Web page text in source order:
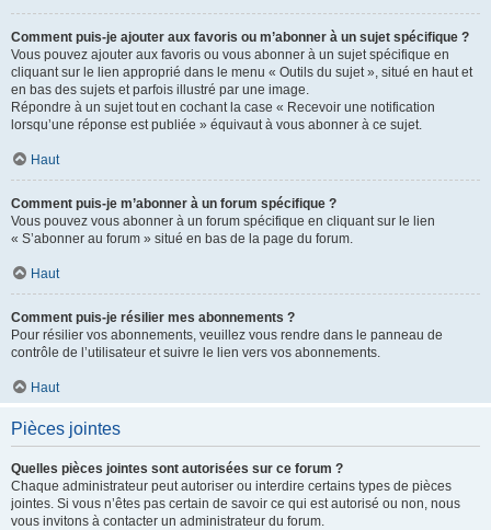
Comment puis-je ajouter aux favoris ou m’abonner à un sujet spécifique ?
Vous pouvez ajouter aux favoris ou vous abonner à un sujet spécifique en
cliquant sur le lien approprié dans le menu « Outils du sujet », situé en haut et
en bas des sujets et parfois illustré par une image.
Répondre à un sujet tout en cochant la case « Recevoir une notification
lorsqu’une réponse est publiée » équivaut à vous abonner à ce sujet.
Haut
Comment puis-je m’abonner à un forum spécifique ?
Vous pouvez vous abonner à un forum spécifique en cliquant sur le lien
« S’abonner au forum » situé en bas de la page du forum.
Haut
Comment puis-je résilier mes abonnements ?
Pour résilier vos abonnements, veuillez vous rendre dans le panneau de
contrôle de l’utilisateur et suivre le lien vers vos abonnements.
Haut
Pièces jointes
Quelles pièces jointes sont autorisées sur ce forum ?
Chaque administrateur peut autoriser ou interdire certains types de pièces
jointes. Si vous n’êtes pas certain de savoir ce qui est autorisé ou non, nous
vous invitons à contacter un administrateur du forum.